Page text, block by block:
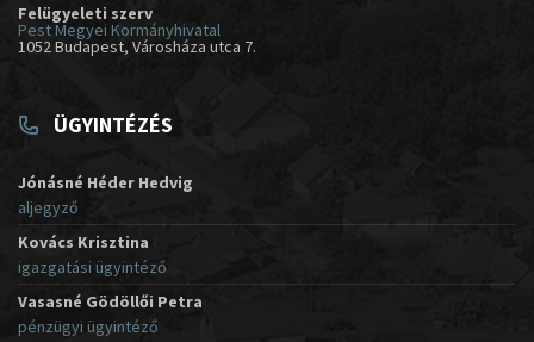
Felügyeleti szerv
Pest Megyei Kormányhivatal
1052 Budapest, Városháza utca 7.
ÜGYINTÉZÉS
Jónásné Héder Hedvig
aljegyző
Kovács Krisztina
igazgatási ügyintéző
Vasasné Gödöllői Petra
pénzügyi ügyintéző